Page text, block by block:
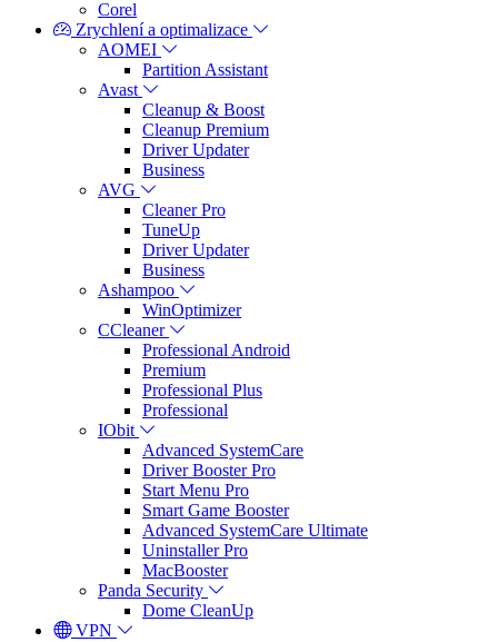
Corel
Zrychlení a optimalizace
AOMEI
Partition Assistant
Avast
Cleanup & Boost
Cleanup Premium
Driver Updater
Business
AVG
Cleaner Pro
TuneUp
Driver Updater
Business
Ashampoo
WinOptimizer
CCleaner
Professional Android
Premium
Professional Plus
Professional
IObit
Advanced SystemCare
Driver Booster Pro
Start Menu Pro
Smart Game Booster
Advanced SystemCare Ultimate
Uninstaller Pro
MacBooster
Panda Security
Dome CleanUp
VPN